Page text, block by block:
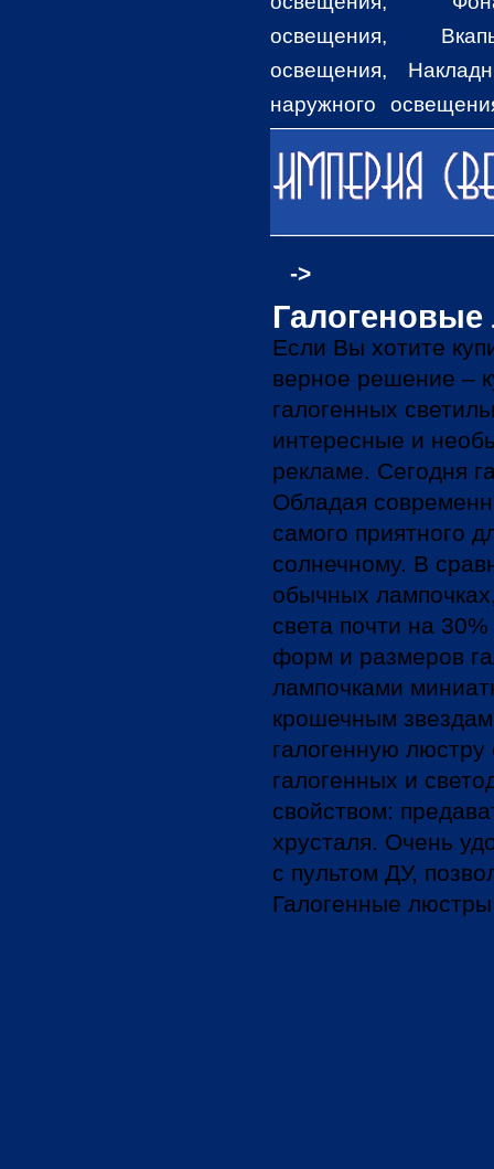
освещения,
освещения,
наружного
освещения,
товары на сайте,
->
Если Вы хотите
верное решение –
галогенных
интересные и
рекламе. Сегодня
Обладая
самого приятного
солнечному. В
обычных
света почти на
форм и размеров
лампочками
крошечным
галогенную люстру
галогенных и
свойством:
хрусталя. Очень
с пультом ДУ,
Галогенные